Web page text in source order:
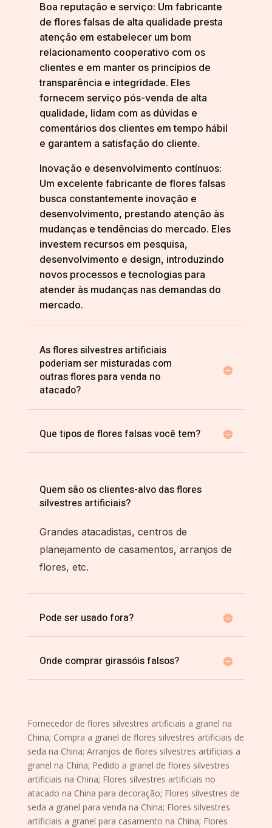
Boa reputação e serviço: Um fabricante
de flores falsas de alta qualidade presta
atenção em estabelecer um bom
relacionamento cooperativo com os
clientes e em manter os princípios de
transparência e integridade. Eles
fornecem serviço pós-venda de alta
qualidade, lidam com as dúvidas e
comentários dos clientes em tempo hábil
e garantem a satisfação do cliente.
Inovação e desenvolvimento contínuos:
Um excelente fabricante de flores falsas
busca constantemente inovação e
desenvolvimento, prestando atenção às
mudanças e tendências do mercado. Eles
investem recursos em pesquisa,
desenvolvimento e design, introduzindo
novos processos e tecnologias para
atender às mudanças nas demandas do
mercado.
As flores silvestres artificiais
poderiam ser misturadas com
outras flores para venda no
atacado?
Que tipos de flores falsas você tem?
Quem são os clientes-alvo das flores
silvestres artificiais?
Grandes atacadistas, centros de
planejamento de casamentos, arranjos de
flores, etc.
Pode ser usado fora?
Onde comprar girassóis falsos?
Fornecedor de flores silvestres artificiais a granel na
China; Compra a granel de flores silvestres artificiais de
seda na China; Arranjos de flores silvestres artificiais a
granel na China; Pedido a granel de flores silvestres
artificiais na China; Flores silvestres artificiais no
atacado na China para decoração; Flores silvestres de
seda a granel para venda na China; Flores silvestres
artificiais a granel para casamento na China; Flores